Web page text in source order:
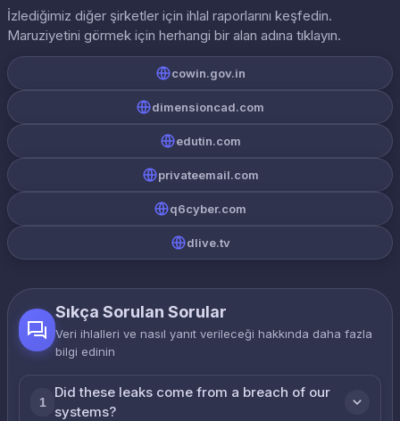
İzlediğimiz diğer şirketler için ihlal raporlarını keşfedin.
Maruziyetini görmek için herhangi bir alan adına tıklayın.
cowin.gov.in
dimensioncad.com
edutin.com
privateemail.com
q6cyber.com
dlive.tv
Sıkça Sorulan Sorular
Veri ihlalleri ve nasıl yanıt verileceği hakkında daha fazla
bilgi edinin
1
Did these leaks come from a breach of our
systems?